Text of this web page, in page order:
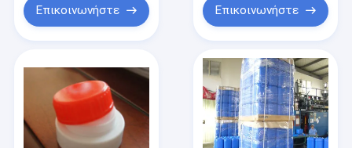
Επικοινωνήστε Επικοινωνήστε